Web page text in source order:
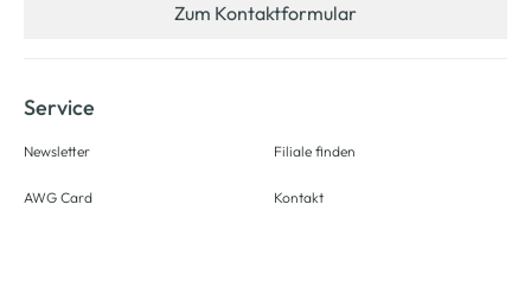
Zum Kontaktformular
Service
Newsletter
AWG Card
Filiale finden
Kontakt